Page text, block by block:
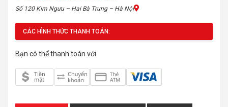
Số 120 Kim Ngưu – Hai Bà Trưng – Hà Nội
CÁC HÌNH THỨC THANH TOÁN:
Bạn có thể thanh toán với